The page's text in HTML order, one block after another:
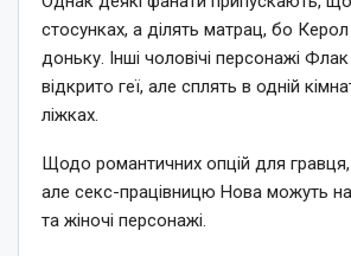
стосунках, а ділять матрац, бо
доньку. Інші чоловічі персонажі
відкрито геї, але сплять в одній
ліжках.
Щодо романтичних опцій для
але секс-працівницю Нова можуть
та жіночі персонажі.